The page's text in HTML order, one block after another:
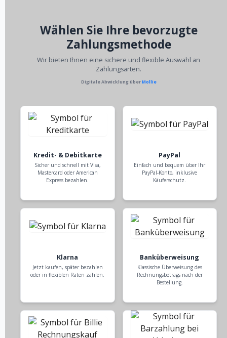
Wählen Sie Ihre bevorzugte
Zahlungsmethode
Wir bieten Ihnen eine sichere und flexible Auswahl an
Zahlungsarten.
Digitale Abwicklung überMollie
Kredit- & Debitkarte
Sicher und schnell mit Visa,
Mastercard oder American
Express bezahlen.
PayPal
Einfach und bequem über Ihr
PayPal-Konto, inklusive
Käuferschutz.
Klarna
Jetzt kaufen, später bezahlen
oder in flexiblen Raten zahlen.
Banküberweisung
Klassische Überweisung des
Rechnungsbetrags nach der
Bestellung.